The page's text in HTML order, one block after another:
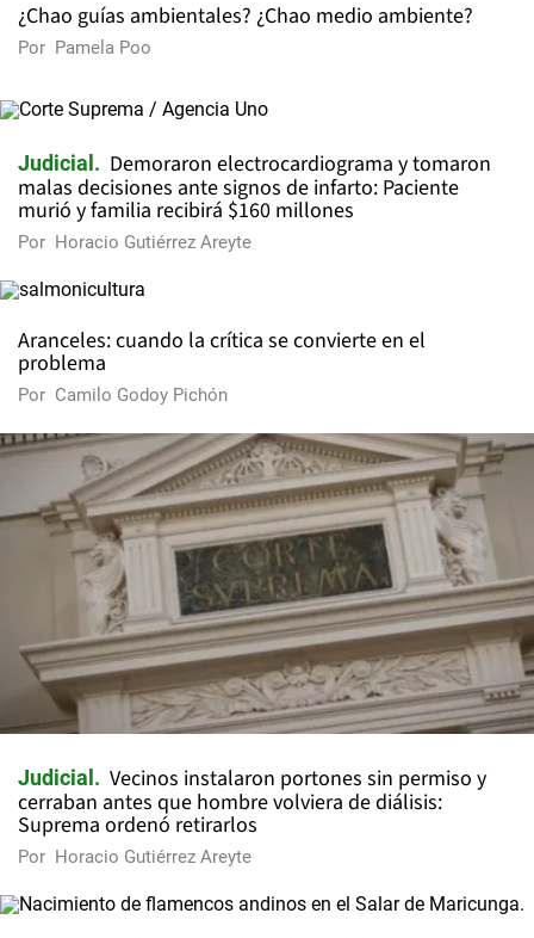
¿Chao guías ambientales? ¿Chao medio ambiente?
Por Pamela Poo
Judicial
Demoraron electrocardiograma y tomaron
malas decisiones ante signos de infarto: Paciente
murió y familia recibirá $160 millones
Por Horacio Gutiérrez Areyte
Aranceles: cuando la crítica se convierte en el
problema
Por Camilo Godoy Pichón
Judicial
Vecinos instalaron portones sin permiso y
cerraban antes que hombre volviera de diálisis:
Suprema ordenó retirarlos
Por Horacio Gutiérrez Areyte